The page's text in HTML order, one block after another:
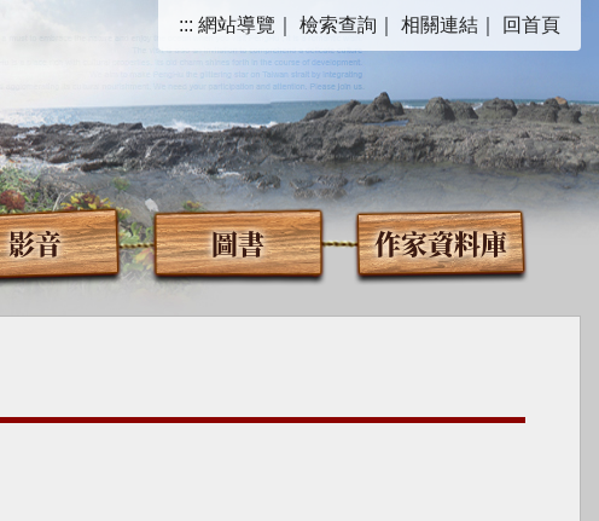
::: 網站導覽 檢索查詢 相關連結 回首頁
影音 圖書 作家資料庫